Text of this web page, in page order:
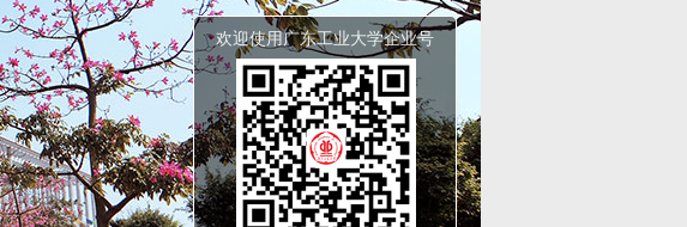
欢迎使用广东工业大学企业号